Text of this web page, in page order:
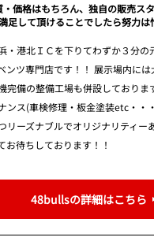
・価格はもちろん、独自の販売スタ
足して頂けることでしたら努力は
港北ＩＣを下りてわずか３分の
ンツ専門店です！！ 展示場内に
完備の整備工場も併設しておりま
ンス(車検修理・板金塗装etc・・
リーズナブルでオリジナリティー
お待ちしております！！
48bullsの詳細はこちら